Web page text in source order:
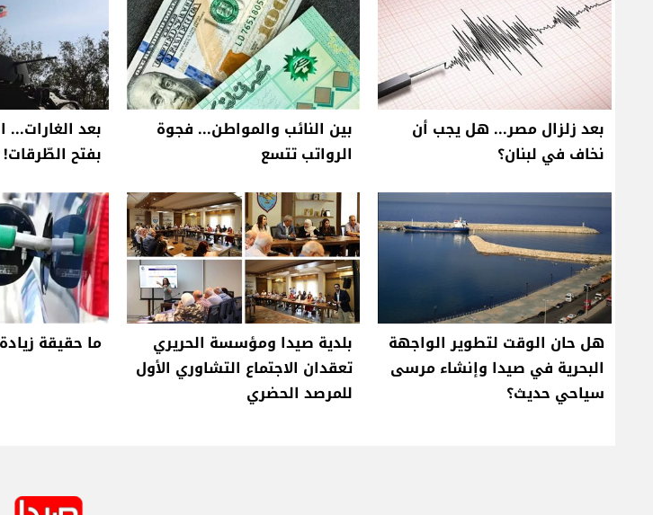
بعد زلزال مصر... هل يجب أن
نخاف في لبنان؟
بين النائب والمواطن... فجوة
الرواتب تتسع
بعد
بفتح الطّرقات!
هل حان الوقت لتطوير الواجهة
البحرية في صيدا وإنشاء مرسى
سياحي حديث؟
بلدية صيدا ومؤسسة الحريري
تعقدان الاجتماع التشاوري الأول
للمرصد الحضري
ما حقيقة